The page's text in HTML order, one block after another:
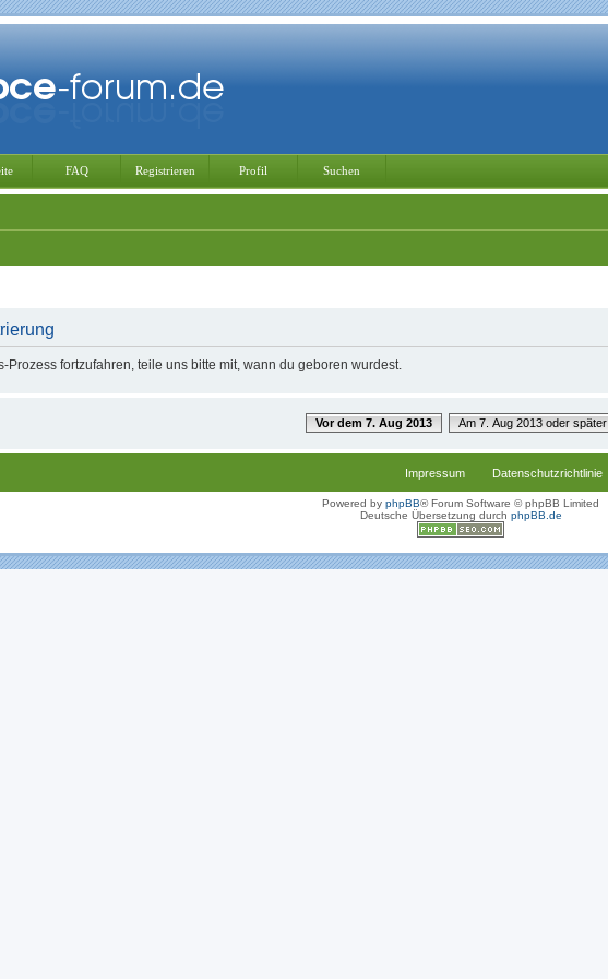
FAQ Registrieren Profil Suchen
Prozess fortzufahren, teile uns bitte mit, wann du geboren wurdest.
Vor dem 7. Aug 2013 Am 7. Aug 2013 oder später
Datenschutzrichtlinie
Impressum
Powered by phpBB® Forum Software © phpBB Limited
Deutsche Übersetzung durch phpBB.de